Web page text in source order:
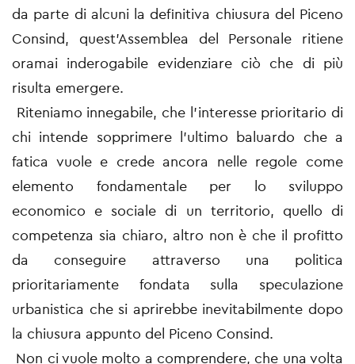
da parte di alcuni la definitiva chiusura del Piceno
Consind, quest'Assemblea del Personale ritiene
oramai inderogabile evidenziare ciò che di più
risulta emergere.
Riteniamo innegabile, che l'interesse prioritario di
chi intende sopprimere l'ultimo baluardo che a
fatica vuole e crede ancora nelle regole come
elemento fondamentale per lo sviluppo
economico e sociale di un territorio, quello di
competenza sia chiaro, altro non è che il profitto
da conseguire attraverso una politica
prioritariamente fondata sulla speculazione
urbanistica che si aprirebbe inevitabilmente dopo
la chiusura appunto del Piceno Consind.
Non ci vuole molto a comprendere, che una volta